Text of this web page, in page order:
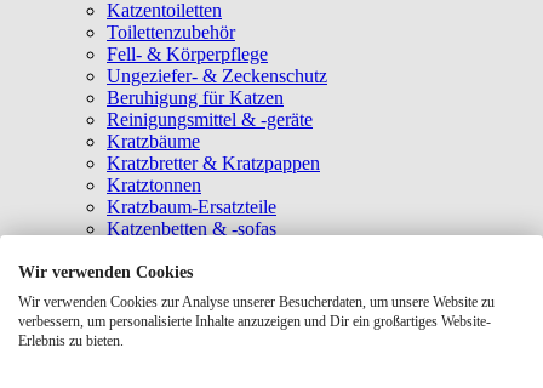
Katzentoiletten
Toilettenzubehör
Fell- & Körperpflege
Ungeziefer- & Zeckenschutz
Beruhigung für Katzen
Reinigungsmittel & -geräte
Kratzbäume
Kratzbretter & Kratzpappen
Kratztonnen
Kratzbaum-Ersatzteile
Katzenbetten & -sofas
Katzenhäuser
Hängematten & Fensterliegeplätze
Katzendecken & -matten
Baldrian- & Catnipspielzeug
Wir verwenden Cookies
Wir verwenden Cookies zur Analyse unserer Besucherdaten, um unsere Website zu
verbessern, um personalisierte Inhalte anzuzeigen und Dir ein großartiges Website-
Erlebnis zu bieten.